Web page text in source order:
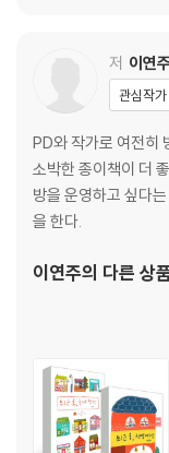
경주 | 어서어서
제주 | 여행가게
제주 | 제주살롱
춘천 | 실레책방
Chapter 02, 서점의
순창 | 책방 밭
안동 | 가일서가
안양 | 밑줄서점
용인 | 우주소년
저 이연
관심작
PD와 작가로 여전히
소박한 종이책이 더
방을 운영하고 싶다
을 한다.
이연주의 다른 상